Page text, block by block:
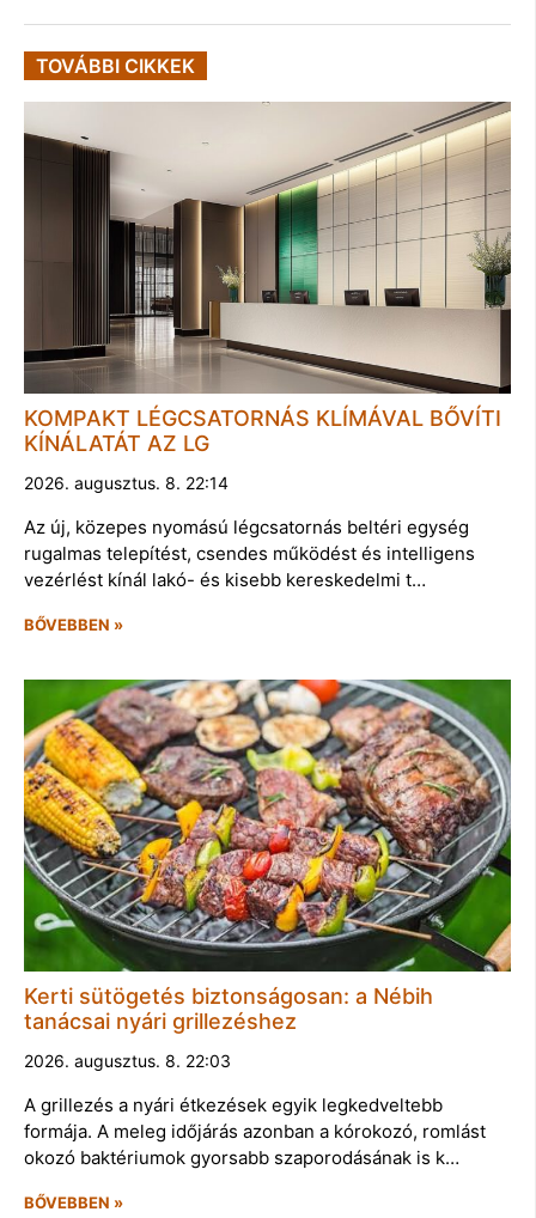
TOVÁBBI CIKKEK
KOMPAKT LÉGCSATORNÁS KLÍMÁVAL BŐVÍTI
KÍNÁLATÁT AZ LG
2026. augusztus. 8. 22:14
Az új, közepes nyomású légcsatornás beltéri egység
rugalmas telepítést, csendes működést és intelligens
vezérlést kínál lakó- és kisebb kereskedelmi t…
BŐVEBBEN »
Kerti sütögetés biztonságosan: a Nébih
tanácsai nyári grillezéshez
2026. augusztus. 8. 22:03
A grillezés a nyári étkezések egyik legkedveltebb
formája. A meleg időjárás azonban a kórokozó, romlást
okozó baktériumok gyorsabb szaporodásának is k…
BŐVEBBEN »